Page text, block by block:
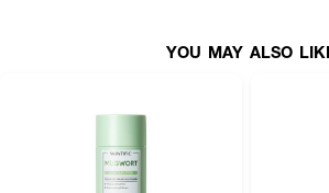
· สครับที่อ่อนโยนนี้ช่วยขจัดผิวที่ตายแล้วอย่างแผ่วเบ
เปล่งประกาย ดูมีชีวิตชีวา
· เป็นทั้งสครับและมาสก์ในเวลาเดียวกัน เมื่อใช้ระหว่าง
สะดวกสบายสู่การดูแลผิวในสปาระดับลักชัวรี่
YOU MAY ALSO